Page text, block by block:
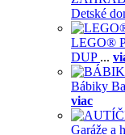
Detské
LEGO®
DUP ...
Bábiky
viac
Garáže a